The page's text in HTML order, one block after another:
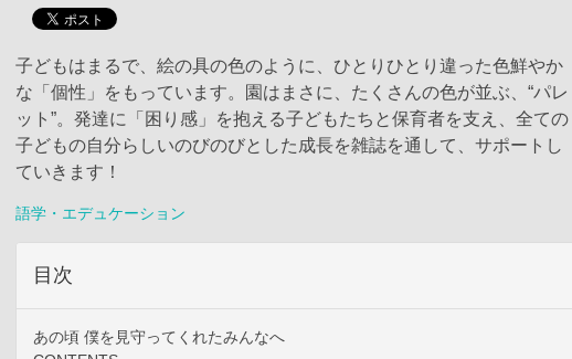
子どもはまるで、絵の具の色のように、ひとりひとり違った色鮮やか
な「個性」をもっています。園はまさに、たくさんの色が並ぶ、“パレ
ット”。発達に「困り感」を抱える子どもたちと保育者を支え、全ての
子どもの自分らしいのびのびとした成長を雑誌を通して、サポートし
ていきます！
語学・エデュケーション
目次
あの頃 僕を見守ってくれたみんなへ